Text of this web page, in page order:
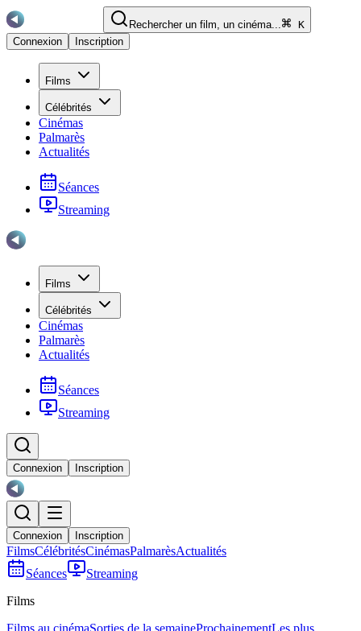
Rechercher un film, un cinéma...
K
Connexion
Inscription
Films
Célébrités
Cinémas
Palmarès
Actualités
Séances
Streaming
Films
Célébrités
Cinémas
Palmarès
Actualités
Séances
Streaming
Connexion Inscription
Connexion Inscription
FilmsCélébritésCinémasPalmarèsActualités
Séances
Streaming
Films
Films au cinémaSorties de la semaineProchainementLes plus